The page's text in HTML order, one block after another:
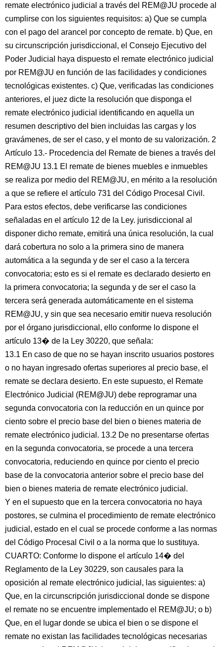
remate electrónico judicial a través del REM@JU procede al
cumplirse con los siguientes requisitos: a) Que se cumpla
con el pago del arancel por concepto de remate. b) Que, en
su circunscripción jurisdiccional, el Consejo Ejecutivo del
Poder Judicial haya dispuesto el remate electrónico judicial
por REM@JU en función de las facilidades y condiciones
tecnológicas existentes. c) Que, verificadas las condiciones
anteriores, el juez dicte la resolución que disponga el
remate electrónico judicial identificando en aquella un
resumen descriptivo del bien incluidas las cargas y los
gravámenes, de ser el caso, y el monto de su valorización. 2
Artículo 13.- Procedencia del Remate de bienes a través del
REM@JU 13.1 El remate de bienes muebles e inmuebles
se realiza por medio del REM@JU, en mérito a la resolución
a que se refiere el artículo 731 del Código Procesal Civil.
Para estos efectos, debe verificarse las condiciones
señaladas en el artículo 12 de la Ley. jurisdiccional al
disponer dicho remate, emitirá una única resolución, la cual
dará cobertura no solo a la primera sino de manera
automática a la segunda y de ser el caso a la tercera
convocatoria; esto es si el remate es declarado desierto en
la primera convocatoria; la segunda y de ser el caso la
tercera será generada automáticamente en el sistema
REM@JU, y sin que sea necesario emitir nueva resolución
por el órgano jurisdiccional, ello conforme lo dispone el
artículo 13� de la Ley 30220, que señala:
13.1 En caso de que no se hayan inscrito usuarios postores
o no hayan ingresado ofertas superiores al precio base, el
remate se declara desierto. En este supuesto, el Remate
Electrónico Judicial (REM@JU) debe reprogramar una
segunda convocatoria con la reducción en un quince por
ciento sobre el precio base del bien o bienes materia de
remate electrónico judicial. 13.2 De no presentarse ofertas
en la segunda convocatoria, se procede a una tercera
convocatoria, reduciendo en quince por ciento el precio
base de la convocatoria anterior sobre el precio base del
bien o bienes materia de remate electrónico judicial.
Y en el supuesto que en la tercera convocatoria no haya
postores, se culmina el procedimiento de remate electrónico
judicial, estado en el cual se procede conforme a las normas
del Código Procesal Civil o a la norma que lo sustituya.
CUARTO: Conforme lo dispone el artículo 14� del
Reglamento de la Ley 30229, son causales para la
oposición al remate electrónico judicial, las siguientes: a)
Que, en la circunscripción jurisdiccional donde se dispone
el remate no se encuentre implementado el REM@JU; o b)
Que, en el lugar donde se ubica el bien o se dispone el
remate no existan las facilidades tecnológicas necesarias